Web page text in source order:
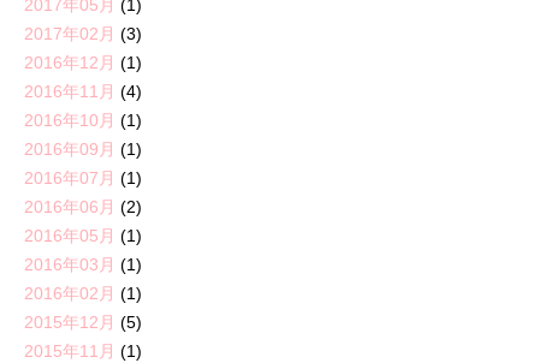
2017年05月 (1)
2017年02月 (3)
2016年12月 (1)
2016年11月 (4)
2016年10月 (1)
2016年09月 (1)
2016年07月 (1)
2016年06月 (2)
2016年05月 (1)
2016年03月 (1)
2016年02月 (1)
2015年12月 (5)
2015年11月 (1)